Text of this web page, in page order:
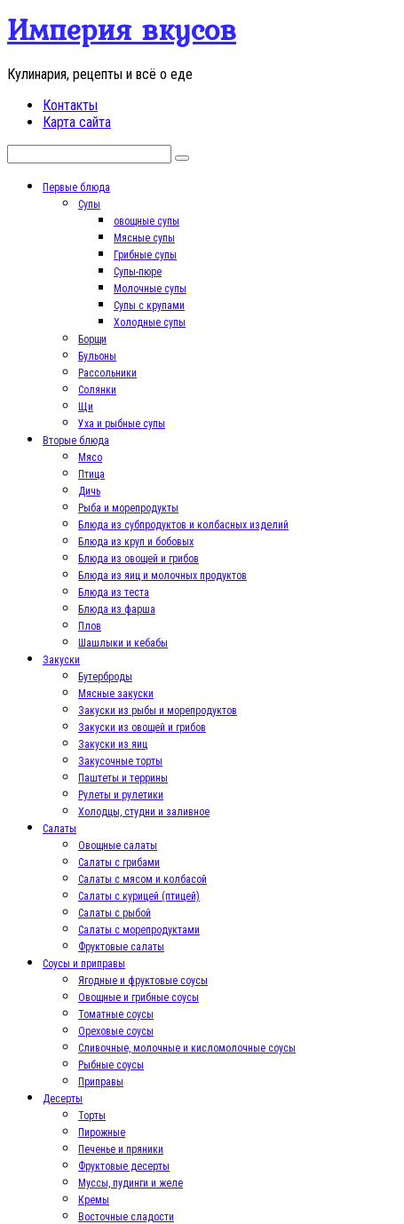
Перейти
контенту
Империя вкусов
Кулинария, рецепты и всё о еде
Контакты
Карта сайта
Первые блюда
Супы
овощные супы
Мясные супы
Грибные супы
Супы-пюре
Молочные супы
Супы с крупами
Холодные супы
Борщи
Бульоны
Рассольники
Солянки
Щи
Уха и рыбные супы
Вторые блюда
Мясо
Птица
Дичь
Рыба и морепродукты
Блюда из субпродуктов и колбасных изделий
Блюда из круп и бобовых
Блюда из овощей и грибов
Блюда из яиц и молочных продуктов
Блюда из теста
Блюда из фарша
Плов
Шашлыки и кебабы
Закуски
Бутерброды
Мясные закуски
Закуски из рыбы и морепродуктов
Закуски из овощей и грибов
Закуски из яиц
Закусочные торты
Паштеты и террины
Рулеты и рулетики
Холодцы, студни и заливное
Салаты
Овощные салаты
Салаты с грибами
Салаты с мясом и колбасой
Салаты с курицей (птицей)
Салаты с рыбой
Салаты с морепродуктами
Фруктовые салаты
Соусы и приправы
Ягодные и фруктовые соусы
Овощные и грибные соусы
Томатные соусы
Ореховые соусы
Сливочные, молочные и кисломолочные соусы
Рыбные соусы
Приправы
Десерты
Торты
Пирожные
Печенье и пряники
Фруктовые десерты
Муссы, пудинги и желе
Кремы
Восточные сладости